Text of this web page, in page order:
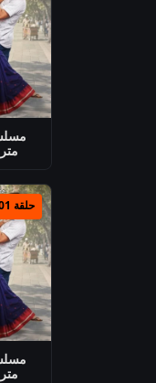
حلقة 101